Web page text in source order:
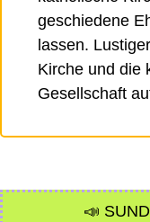
geschiedene
lassen.
Kirche und die
Gesellschaft
📣